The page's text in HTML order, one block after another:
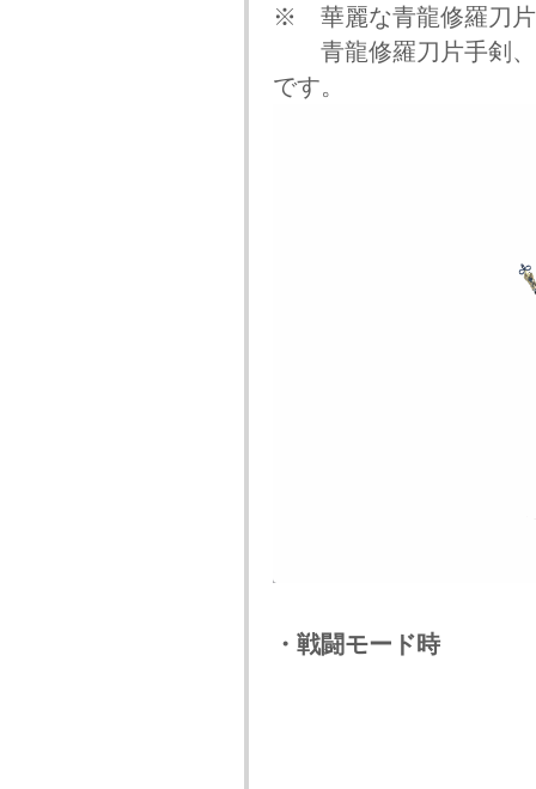
※ 華麗な青龍修羅刀片
青龍修羅刀片手剣、
です。
・戦闘モード時